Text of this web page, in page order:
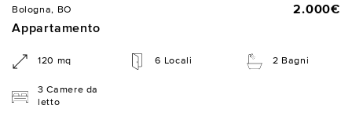
Bologna, BO
2.000€
Appartamento
120 mq 6 Locali 2 Bagni
3 Camere da
letto